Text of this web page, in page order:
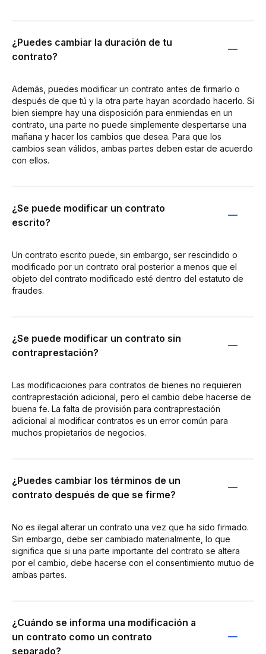
¿Puedes cambiar la duración de tu
contrato?
Además, puedes modificar un contrato antes de firmarlo o
después de que tú y la otra parte hayan acordado hacerlo. Si
bien siempre hay una disposición para enmiendas en un
contrato, una parte no puede simplemente despertarse una
mañana y hacer los cambios que desea. Para que los
cambios sean válidos, ambas partes deben estar de acuerdo
con ellos.
¿Se puede modificar un contrato
escrito?
Un contrato escrito puede, sin embargo, ser rescindido o
modificado por un contrato oral posterior a menos que el
objeto del contrato modificado esté dentro del estatuto de
fraudes.
¿Se puede modificar un contrato sin
contraprestación?
Las modificaciones para contratos de bienes no requieren
contraprestación adicional, pero el cambio debe hacerse de
buena fe. La falta de provisión para contraprestación
adicional al modificar contratos es un error común para
muchos propietarios de negocios.
¿Puedes cambiar los términos de un
contrato después de que se firme?
No es ilegal alterar un contrato una vez que ha sido firmado.
Sin embargo, debe ser cambiado materialmente, lo que
significa que si una parte importante del contrato se altera
por el cambio, debe hacerse con el consentimiento mutuo de
ambas partes.
¿Cuándo se informa una modificación a
un contrato como un contrato
separado?